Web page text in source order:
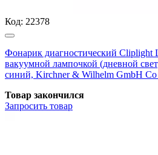
Код: 22378
Фонарик диагностический Cliplight
вакуумной лампочкой (дневной
синий, Kirchner & Wilhelm GmbH
Товар закончился
Запросить товар